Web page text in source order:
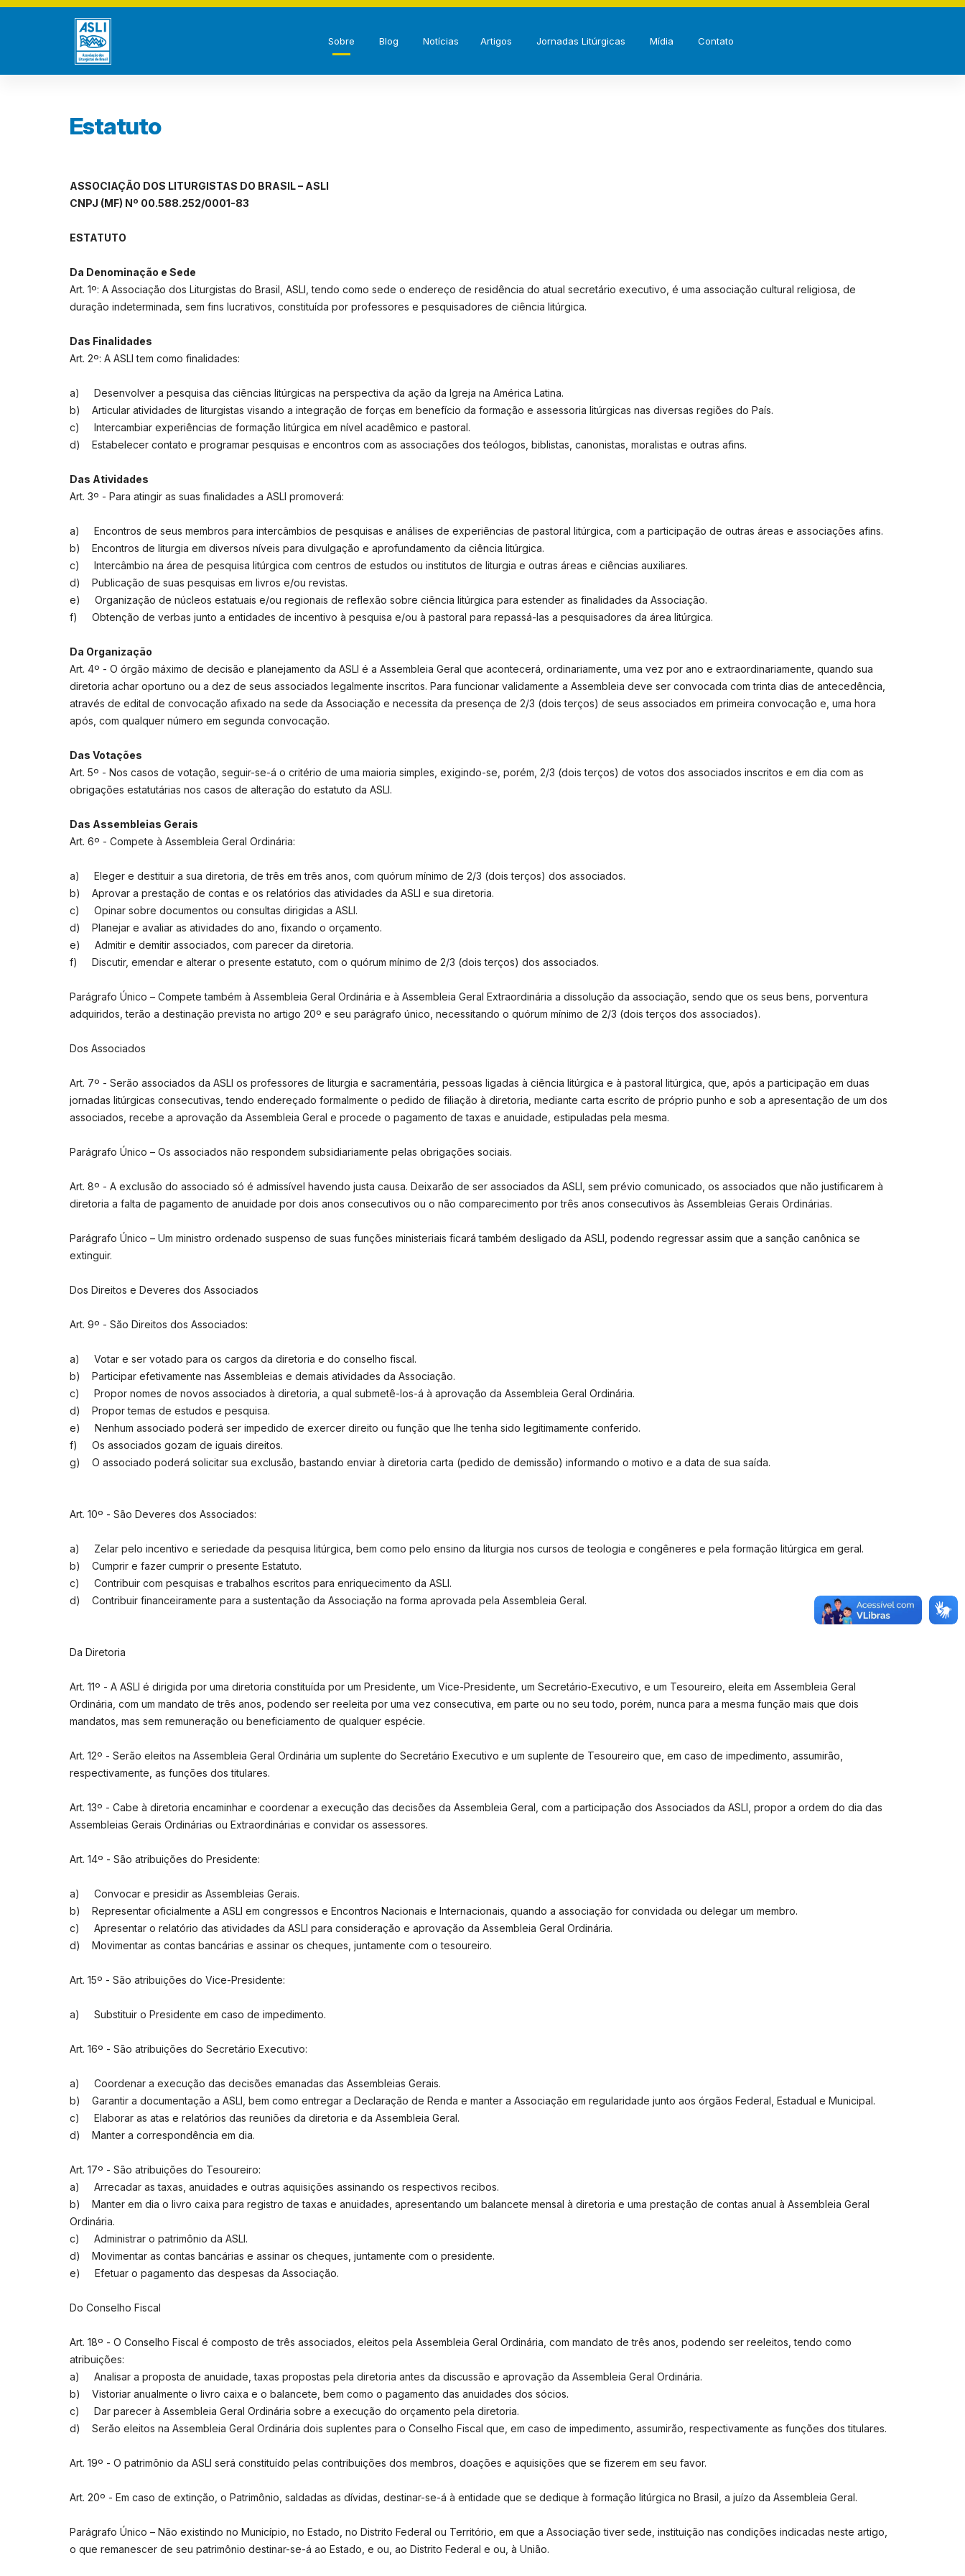
Sobre Blog Notícias Artigos Jornadas Litúrgicas Mídia Contato
Estatuto
ASSOCIAÇÃO DOS LITURGISTAS DO BRASIL – ASLI
CNPJ (MF) Nº 00.588.252/0001-83
ESTATUTO
Da Denominação e Sede
Art. 1º: A Associação dos Liturgistas do Brasil, ASLI, tendo como sede o endereço de residência do atual secretário executivo, é uma associação cultural religiosa, de
duração indeterminada, sem fins lucrativos, constituída por professores e pesquisadores de ciência litúrgica.
Das Finalidades
Art. 2º: A ASLI tem como finalidades:
a) Desenvolver a pesquisa das ciências litúrgicas na perspectiva da ação da Igreja na América Latina.
b) Articular atividades de liturgistas visando a integração de forças em benefício da formação e assessoria litúrgicas nas diversas regiões do País.
c) Intercambiar experiências de formação litúrgica em nível acadêmico e pastoral.
d) Estabelecer contato e programar pesquisas e encontros com as associações dos teólogos, biblistas, canonistas, moralistas e outras afins.
Das Atividades
Art. 3º - Para atingir as suas finalidades a ASLI promoverá:
a) Encontros de seus membros para intercâmbios de pesquisas e análises de experiências de pastoral litúrgica, com a participação de outras áreas e associações afins.
b) Encontros de liturgia em diversos níveis para divulgação e aprofundamento da ciência litúrgica.
c) Intercâmbio na área de pesquisa litúrgica com centros de estudos ou institutos de liturgia e outras áreas e ciências auxiliares.
d) Publicação de suas pesquisas em livros e/ou revistas.
e) Organização de núcleos estatuais e/ou regionais de reflexão sobre ciência litúrgica para estender as finalidades da Associação.
f) Obtenção de verbas junto a entidades de incentivo à pesquisa e/ou à pastoral para repassá-las a pesquisadores da área litúrgica.
Da Organização
Art. 4º - O órgão máximo de decisão e planejamento da ASLI é a Assembleia Geral que acontecerá, ordinariamente, uma vez por ano e extraordinariamente, quando sua
diretoria achar oportuno ou a dez de seus associados legalmente inscritos. Para funcionar validamente a Assembleia deve ser convocada com trinta dias de antecedência,
através de edital de convocação afixado na sede da Associação e necessita da presença de 2/3 (dois terços) de seus associados em primeira convocação e, uma hora
após, com qualquer número em segunda convocação.
Das Votações
Art. 5º - Nos casos de votação, seguir-se-á o critério de uma maioria simples, exigindo-se, porém, 2/3 (dois terços) de votos dos associados inscritos e em dia com as
obrigações estatutárias nos casos de alteração do estatuto da ASLI.
Das Assembleias Gerais
Art. 6º - Compete à Assembleia Geral Ordinária:
a) Eleger e destituir a sua diretoria, de três em três anos, com quórum mínimo de 2/3 (dois terços) dos associados.
b) Aprovar a prestação de contas e os relatórios das atividades da ASLI e sua diretoria.
c) Opinar sobre documentos ou consultas dirigidas a ASLI.
d) Planejar e avaliar as atividades do ano, fixando o orçamento.
e) Admitir e demitir associados, com parecer da diretoria.
f) Discutir, emendar e alterar o presente estatuto, com o quórum mínimo de 2/3 (dois terços) dos associados.
Parágrafo Único – Compete também à Assembleia Geral Ordinária e à Assembleia Geral Extraordinária a dissolução da associação, sendo que os seus bens, porventura
adquiridos, terão a destinação prevista no artigo 20º e seu parágrafo único, necessitando o quórum mínimo de 2/3 (dois terços dos associados).
Dos Associados
Art. 7º - Serão associados da ASLI os professores de liturgia e sacramentária, pessoas ligadas à ciência litúrgica e à pastoral litúrgica, que, após a participação em duas
jornadas litúrgicas consecutivas, tendo endereçado formalmente o pedido de filiação à diretoria, mediante carta escrito de próprio punho e sob a apresentação de um dos
associados, recebe a aprovação da Assembleia Geral e procede o pagamento de taxas e anuidade, estipuladas pela mesma.
Parágrafo Único – Os associados não respondem subsidiariamente pelas obrigações sociais.
Art. 8º - A exclusão do associado só é admissível havendo justa causa. Deixarão de ser associados da ASLI, sem prévio comunicado, os associados que não justificarem à
diretoria a falta de pagamento de anuidade por dois anos consecutivos ou o não comparecimento por três anos consecutivos às Assembleias Gerais Ordinárias.
Parágrafo Único – Um ministro ordenado suspenso de suas funções ministeriais ficará também desligado da ASLI, podendo regressar assim que a sanção canônica se
extinguir.
Dos Direitos e Deveres dos Associados
Art. 9º - São Direitos dos Associados:
a) Votar e ser votado para os cargos da diretoria e do conselho fiscal.
b) Participar efetivamente nas Assembleias e demais atividades da Associação.
c) Propor nomes de novos associados à diretoria, a qual submetê-los-á à aprovação da Assembleia Geral Ordinária.
d) Propor temas de estudos e pesquisa.
e) Nenhum associado poderá ser impedido de exercer direito ou função que lhe tenha sido legitimamente conferido.
f) Os associados gozam de iguais direitos.
g) O associado poderá solicitar sua exclusão, bastando enviar à diretoria carta (pedido de demissão) informando o motivo e a data de sua saída.
Art. 10º - São Deveres dos Associados:
a) Zelar pelo incentivo e seriedade da pesquisa litúrgica, bem como pelo ensino da liturgia nos cursos de teologia e congêneres e pela formação litúrgica em geral.
b) Cumprir e fazer cumprir o presente Estatuto.
c) Contribuir com pesquisas e trabalhos escritos para enriquecimento da ASLI.
d) Contribuir financeiramente para a sustentação da Associação na forma aprovada pela Assembleia Geral.
Da Diretoria
Art. 11º - A ASLI é dirigida por uma diretoria constituída por um Presidente, um Vice-Presidente, um Secretário-Executivo, e um Tesoureiro, eleita em Assembleia Geral
Ordinária, com um mandato de três anos, podendo ser reeleita por uma vez consecutiva, em parte ou no seu todo, porém, nunca para a mesma função mais que dois
mandatos, mas sem remuneração ou beneficiamento de qualquer espécie.
Art. 12º - Serão eleitos na Assembleia Geral Ordinária um suplente do Secretário Executivo e um suplente de Tesoureiro que, em caso de impedimento, assumirão,
respectivamente, as funções dos titulares.
Art. 13º - Cabe à diretoria encaminhar e coordenar a execução das decisões da Assembleia Geral, com a participação dos Associados da ASLI, propor a ordem do dia das
Assembleias Gerais Ordinárias ou Extraordinárias e convidar os assessores.
Art. 14º - São atribuições do Presidente:
a) Convocar e presidir as Assembleias Gerais.
b) Representar oficialmente a ASLI em congressos e Encontros Nacionais e Internacionais, quando a associação for convidada ou delegar um membro.
c) Apresentar o relatório das atividades da ASLI para consideração e aprovação da Assembleia Geral Ordinária.
d) Movimentar as contas bancárias e assinar os cheques, juntamente com o tesoureiro.
Art. 15º - São atribuições do Vice-Presidente:
a) Substituir o Presidente em caso de impedimento.
Art. 16º - São atribuições do Secretário Executivo:
a) Coordenar a execução das decisões emanadas das Assembleias Gerais.
b) Garantir a documentação a ASLI, bem como entregar a Declaração de Renda e manter a Associação em regularidade junto aos órgãos Federal, Estadual e Municipal.
c) Elaborar as atas e relatórios das reuniões da diretoria e da Assembleia Geral.
d) Manter a correspondência em dia.
Art. 17º - São atribuições do Tesoureiro:
a) Arrecadar as taxas, anuidades e outras aquisições assinando os respectivos recibos.
b) Manter em dia o livro caixa para registro de taxas e anuidades, apresentando um balancete mensal à diretoria e uma prestação de contas anual à Assembleia Geral
Ordinária.
c) Administrar o patrimônio da ASLI.
d) Movimentar as contas bancárias e assinar os cheques, juntamente com o presidente.
e) Efetuar o pagamento das despesas da Associação.
Do Conselho Fiscal
Art. 18º - O Conselho Fiscal é composto de três associados, eleitos pela Assembleia Geral Ordinária, com mandato de três anos, podendo ser reeleitos, tendo como
atribuições:
a) Analisar a proposta de anuidade, taxas propostas pela diretoria antes da discussão e aprovação da Assembleia Geral Ordinária.
b) Vistoriar anualmente o livro caixa e o balancete, bem como o pagamento das anuidades dos sócios.
c) Dar parecer à Assembleia Geral Ordinária sobre a execução do orçamento pela diretoria.
d) Serão eleitos na Assembleia Geral Ordinária dois suplentes para o Conselho Fiscal que, em caso de impedimento, assumirão, respectivamente as funções dos titulares.
Art. 19º - O patrimônio da ASLI será constituído pelas contribuições dos membros, doações e aquisições que se fizerem em seu favor.
Art. 20º - Em caso de extinção, o Patrimônio, saldadas as dívidas, destinar-se-á à entidade que se dedique à formação litúrgica no Brasil, a juízo da Assembleia Geral.
Parágrafo Único – Não existindo no Município, no Estado, no Distrito Federal ou Território, em que a Associação tiver sede, instituição nas condições indicadas neste artigo,
o que remanescer de seu patrimônio destinar-se-á ao Estado, e ou, ao Distrito Federal e ou, à União.